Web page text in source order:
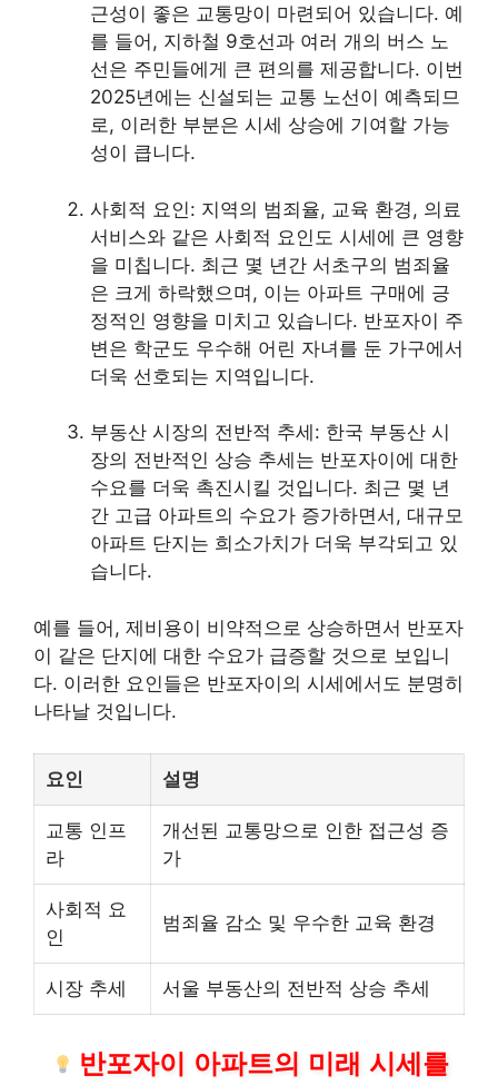
근성이 좋은 교통망이 마련되어 있습니다. 예
를 들어, 지하철 9호선과 여러 개의 버스 노
선은 주민들에게 큰 편의를 제공합니다. 이번
2025년에는 신설되는 교통 노선이 예측되므
로, 이러한 부분은 시세 상승에 기여할 가능
성이 큽니다.
사회적 요인: 지역의 범죄율, 교육 환경, 의료
서비스와 같은 사회적 요인도 시세에 큰 영향
을 미칩니다. 최근 몇 년간 서초구의 범죄율
은 크게 하락했으며, 이는 아파트 구매에 긍
정적인 영향을 미치고 있습니다. 반포자이 주
변은 학군도 우수해 어린 자녀를 둔 가구에서
더욱 선호되는 지역입니다.
부동산 시장의 전반적 추세: 한국 부동산 시
장의 전반적인 상승 추세는 반포자이에 대한
수요를 더욱 촉진시킬 것입니다. 최근 몇 년
간 고급 아파트의 수요가 증가하면서, 대규모
아파트 단지는 희소가치가 더욱 부각되고 있
습니다.
예를 들어, 제비용이 비약적으로 상승하면서 반포자
이 같은 단지에 대한 수요가 급증할 것으로 보입니
다. 이러한 요인들은 반포자이의 시세에서도 분명히
나타날 것입니다.
요인 설명
교통 인프
라
개선된 교통망으로 인한 접근성 증
가
사회적 요
인
범죄율 감소 및 우수한 교육 환경
시장 추세 서울 부동산의 전반적 상승 추세
반포자이 아파트의 미래 시세를